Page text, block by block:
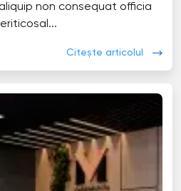
non consequat officia
Citește articolul